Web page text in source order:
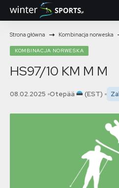
Strona główna Kombinacja norweska
KOMBINACJA NORWESKA
HS97/10 KM M M
08.02.2025 Otepää (EST)